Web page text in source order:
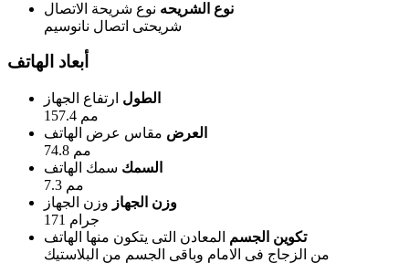
نوع الشريحه نوع شريحة الاتصال
شريحتى اتصال نانوسيم
أبعاد الهاتف
الطول ارتفاع الجهاز
157.4 مم
العرض مقاس عرض الهاتف
74.8 مم
السمك سمك الهاتف
7.3 مم
وزن الجهاز وزن الجهاز
171 جرام
تكوين الجسم المعادن التى يتكون منها الهاتف
من الزجاج فى الامام وباقى الجسم من البلاستيك